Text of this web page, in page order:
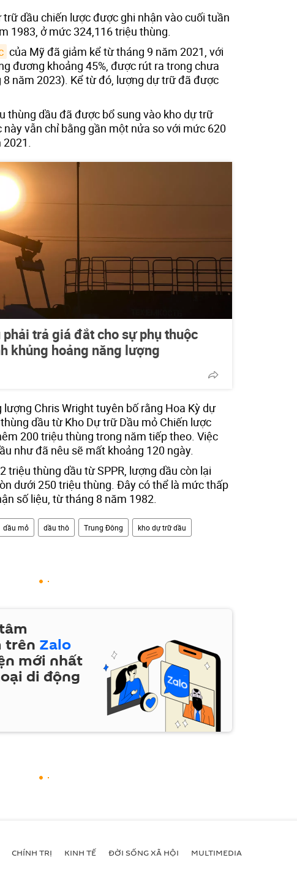
dầu chiến lược được ghi nhận vào cuối tuần
1983, ở mức 324,116 triệu thùng.
của Mỹ đã giảm kể từ tháng 9 năm 2021, với
đương khoảng 45%, được rút ra trong chưa
năm 2023). Kể từ đó, lượng dự trữ đã được
thùng dầu đã được bổ sung vào kho dự trữ
vẫn chỉ bằng gần một nửa so với mức 620
phải trả giá đắt cho sự phụ thuộc
khủng hoảng năng lượng
Chris Wright tuyên bố rằng Hoa Kỳ dự
dầu từ Kho Dự trữ Dầu mỏ Chiến lược
200 triệu thùng trong năm tiếp theo. Việc
như đã nêu sẽ mất khoảng 120 ngày.
triệu thùng dầu từ SPPR, lượng dầu còn lại
dưới 250 triệu thùng. Đây có thể là mức thấp
số liệu, từ tháng 8 năm 1982.
dầu mỏ dầu thô Trung Đông kho dự trữ dầu
trên Zalo
mới nhất
di động
CHÍNH TRỊ KINH TẾ ĐỜI SỐNG XÃ HỘI MULTIMEDIA